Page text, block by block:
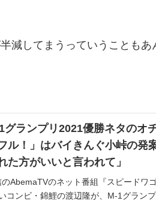
減してまうっていうこともあ
グランプリ2021優勝ネタのオ
ル！」はバイきんぐ小峠の発
た方がいいと言われて」
AbemaTVのネット番組『スピードワ
コンビ・錦鯉の渡辺隆が、M-1グラン